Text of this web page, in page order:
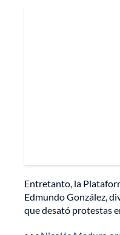
Entretanto, la
Edmundo González,
que desató protestas